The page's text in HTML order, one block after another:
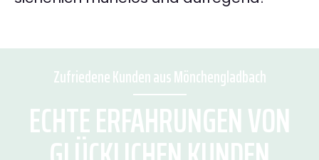
Zufriedene Kunden aus Mönchengladbach
ECHTE ERFAHRUNGEN VON